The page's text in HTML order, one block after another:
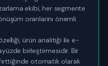
ekibi, her segmente
oranlarını önemli
ürün analitiği ile e-
birleştirmesidir. Bir
otomatik olarak